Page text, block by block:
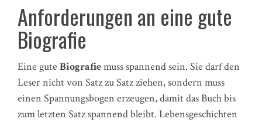
Anforderungen an eine gute
Biografie
Eine gute Biografiemuss spannend sein. Sie darf den
Leser nicht von Satz zu Satz ziehen, sondern muss
einen Spannungsbogen erzeugen, damit das Buch bis
zum letzten Satz spannend bleibt. Lebensgeschichten